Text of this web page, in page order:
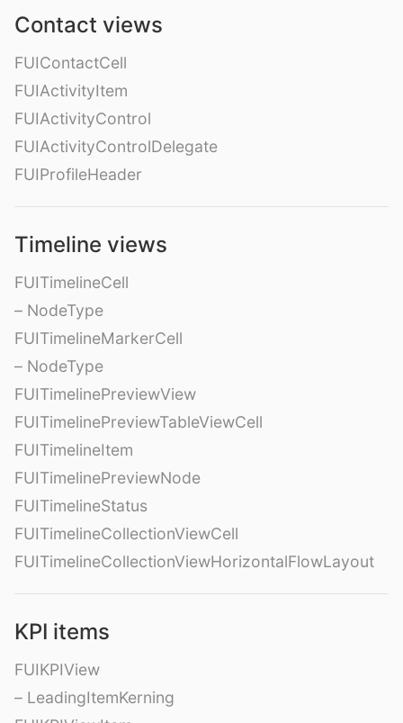
Contact views
FUIContactCell
FUIActivityItem
FUIActivityControl
FUIActivityControlDelegate
FUIProfileHeader
Timeline views
FUITimelineCell
– NodeType
FUITimelineMarkerCell
– NodeType
FUITimelinePreviewView
FUITimelinePreviewTableViewCell
FUITimelineItem
FUITimelinePreviewNode
FUITimelineStatus
FUITimelineCollectionViewCell
FUITimelineCollectionViewHorizontalFlowLayout
KPI items
FUIKPIView
– LeadingItemKerning